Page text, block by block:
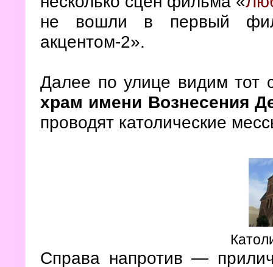
не вошли в первый
акцентом-2».
Далее по улице видим
храм имени Вознесения
проводят католические
Справа напротив —